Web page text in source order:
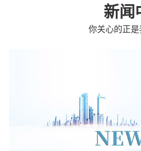
新闻
你关心的正